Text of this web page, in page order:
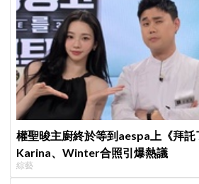
權聖晙主廚終於等到aespa上《拜託
Karina、Winter合照引爆熱議
綜藝